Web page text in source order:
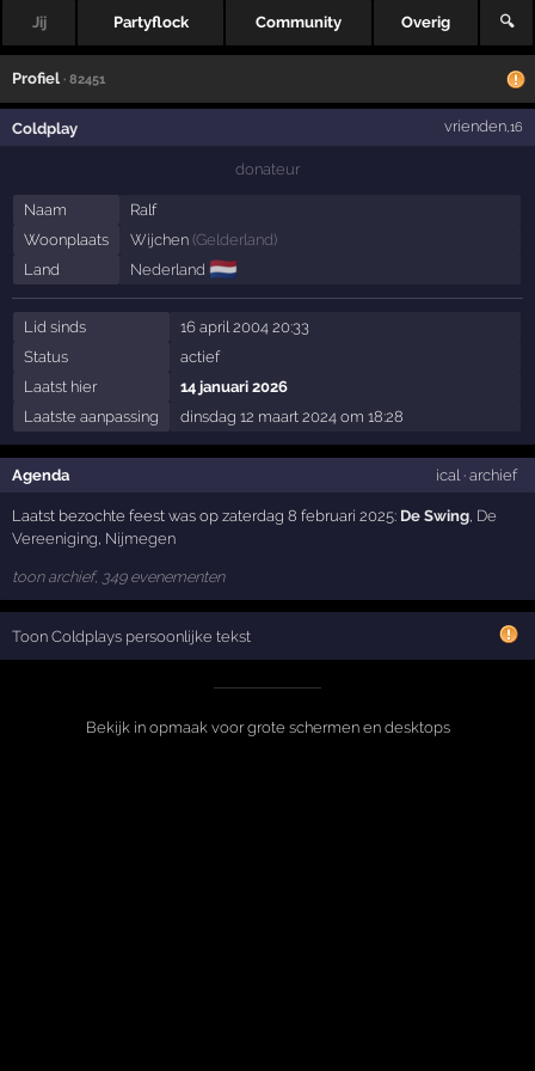
Jij Partyflock Community Overig 🔍
Profiel · 82451
Coldplay vrienden,16
donateur
Naam
Ralf
Woonplaats
Wijchen (Gelderland)
Land
Nederland 🇳🇱
Lid sinds
16 april 2004 20:33
Status
actief
Laatst hier
14 januari 2026
Laatste aanpassing
dinsdag 12 maart 2024 om 18:28
Agenda ical · archief
Laatst bezochte feest was op zaterdag 8 februari 2025: De Swing, De
Vereeniging, Nijmegen
toon archief, 349 evenementen
Toon Coldplays persoonlijke tekst
Bekijk in opmaak voor grote schermen en desktops